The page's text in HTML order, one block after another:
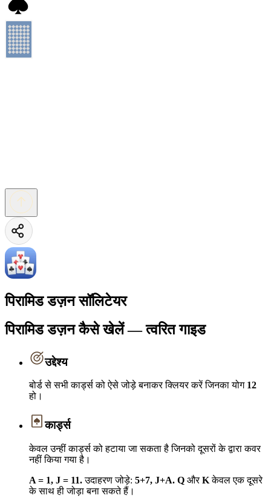
पिरामिड डज़न सॉलिटेयर
पिरामिड डज़न कैसे खेलें — त्वरित गाइड
उद्देश्य
बोर्ड से सभी कार्ड्स को ऐसे जोड़े बनाकर क्लियर करें जिनका योग 12
हो।
कार्ड्स
केवल उन्हीं कार्ड्स को हटाया जा सकता है जिनको दूसरों के द्वारा कवर
नहीं किया गया है।
A = 1, J = 11.उदाहरण जोड़े: 5+7, J+A. Q औरKकेवल एक दूसरे
के साथ ही जोड़ा बना सकते हैं।